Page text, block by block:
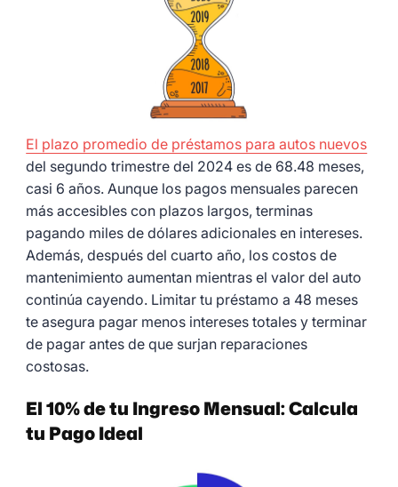
El plazo promedio de préstamos para autos nuevos
del segundo trimestre del 2024 es de 68.48 meses,
casi 6 años. Aunque los pagos mensuales parecen
más accesibles con plazos largos, terminas
pagando miles de dólares adicionales en intereses.
Además, después del cuarto año, los costos de
mantenimiento aumentan mientras el valor del auto
continúa cayendo. Limitar tu préstamo a 48 meses
te asegura pagar menos intereses totales y terminar
de pagar antes de que surjan reparaciones
costosas.
El 10% de tu Ingreso Mensual: Calcula
tu Pago Ideal